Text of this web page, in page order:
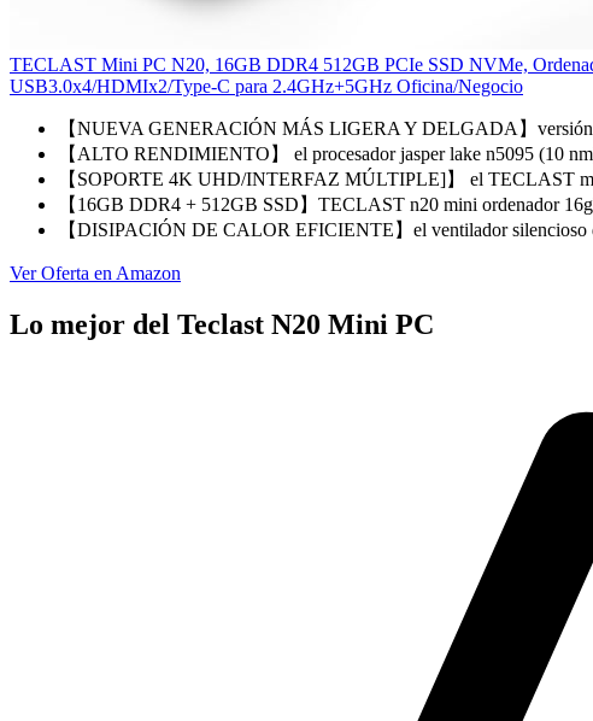
TECLAST Mini PC N20, 16GB DDR4 512GB PCIe SSD NVMe,
USB3.0x4/HDMIx2/Type-C para 2.4GHz+5GHz Oficina/Negocio
【NUEVA GENERACIÓN MÁS LIGERA Y DELGADA】versión
【ALTO RENDIMIENTO】 el procesador jasper lake n5095 (10
【SOPORTE 4K UHD/INTERFAZ MÚLTIPLE]】 el TECLAST
【16GB DDR4 + 512GB SSD】TECLAST n20 mini ordenador
【DISIPACIÓN DE CALOR EFICIENTE】el ventilador
Ver Oferta en Amazon
Lo mejor del Teclast N20 Mini PC